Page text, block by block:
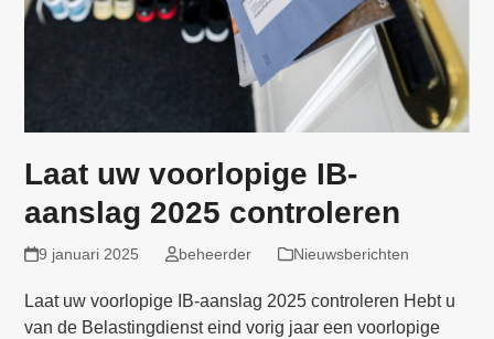
Laat uw voorlopige IB-
aanslag 2025 controleren
9 januari 2025 beheerder Nieuwsberichten
Laat uw voorlopige IB-aanslag 2025 controleren Hebt u
van de Belastingdienst eind vorig jaar een voorlopige